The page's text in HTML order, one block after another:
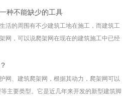
种不能缺少的工具
活的周围有不少建筑工地在施工，而建筑工
网，可以说爬架网在现在的建筑施工中已经
网、建筑爬架网，根据其动力，爬架网可以
主要类型。它是近几年来开发的新型建筑脚